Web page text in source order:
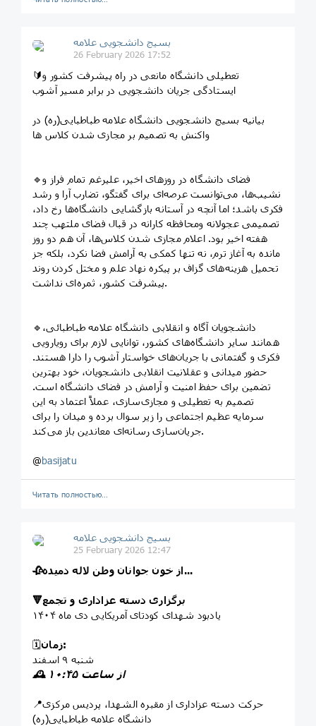
بسیج دانشجویی علامه
26 February 2026 17:52
🔰تعطیلی دانشگاه‌ مانعی در راه پیشرفت کشور و
ایستادگی جریان دانشجویی در برابر مسیر آشوب
بیانیه بسیج دانشجویی دانشگاه علامه طباطبایی(ره) در
واکنش به تصمیم بر مجازی شدن کلاس ها
🔹️فضای دانشگاه در روزهای اخیر، علیرغم تمام فراز و
نشیب‌ها، می‌توانست عرصه‌ای برای گفتگو، تضارب آرا و رشد
فکری باشد؛ اما آنچه در آستانه بازگشایی دانشگاه‌ها رخ داد،
تصمیمی عجولانه ومحافظه کارانه در قبال فضای ملتهب چند
هفته اخیر بود. اعلام مجازی شدن کلاس‌ها، آن هم دو روز
مانده به آغاز ترم، نه تنها کمکی به آرامش فضا نکرد، بلکه جز
تحمیل هزینه‌های گزاف بر پیکره نهاد علم و مختل کردن روند
پیشرفت کشور، ثمره‌ای نداشت.
🔹️دانشجویان آگاه و انقلابی دانشگاه علامه طباطبائی،
همانند سایر دانشگاه‌های کشور، توانایی لازم برای رویارویی
فکری و گفتمانی با جریان‌های خواستار آشوب را دارا هستند.
حضور میدانی و عقلانیت انقلابی دانشجویان، خود بهترین
تضمین برای حفظ امنیت و آرامش در فضای دانشگاه است.
تصمیم به تعطیلی و مجازی‌سازی، عملاً اعتماد به این
سرمایه عظیم اجتماعی را زیر سوال برده و میدان را برای
جریان‌سازی رسانه‌ای معاندین باز می‌کند.
@basijatu
Читать полностью…
بسیج دانشجویی علامه
25 February 2026 12:47
🥀از خون جوانان وطن لاله دمیده...
🔻برگزاری دسته عزاداری و تجمع
یادبود شهدای کودتای آمریکایی دی ماه ۱۴۰۴
🗓
زمان:
شنبه ۹ اسفند
🕰 از ساعت ۱۰:۴۵
📍حرکت دسته عزاداری از مقبره الشهدا، پردیس مرکزی
دانشگاه علامه طباطبایی(ره)